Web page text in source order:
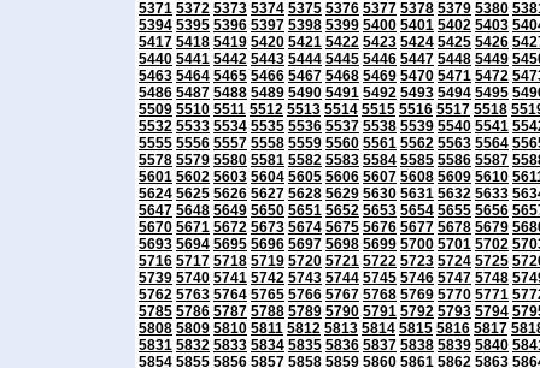
5371 5372 5373 5374 5375 5376 5377 5378 5379 5380
5394 5395 5396 5397 5398 5399 5400 5401 5402 5403
5417 5418 5419 5420 5421 5422 5423 5424 5425 5426
5440 5441 5442 5443 5444 5445 5446 5447 5448 5449
5463 5464 5465 5466 5467 5468 5469 5470 5471 5472
5486 5487 5488 5489 5490 5491 5492 5493 5494 5495
5509 5510 5511 5512 5513 5514 5515 5516 5517 5518
5532 5533 5534 5535 5536 5537 5538 5539 5540 5541
5555 5556 5557 5558 5559 5560 5561 5562 5563 5564
5578 5579 5580 5581 5582 5583 5584 5585 5586 5587
5601 5602 5603 5604 5605 5606 5607 5608 5609 5610
5624 5625 5626 5627 5628 5629 5630 5631 5632 5633
5647 5648 5649 5650 5651 5652 5653 5654 5655 5656
5670 5671 5672 5673 5674 5675 5676 5677 5678 5679
5693 5694 5695 5696 5697 5698 5699 5700 5701 5702
5716 5717 5718 5719 5720 5721 5722 5723 5724 5725
5739 5740 5741 5742 5743 5744 5745 5746 5747 5748
5762 5763 5764 5765 5766 5767 5768 5769 5770 5771
5785 5786 5787 5788 5789 5790 5791 5792 5793 5794
5808 5809 5810 5811 5812 5813 5814 5815 5816 5817
5831 5832 5833 5834 5835 5836 5837 5838 5839 5840
5854 5855 5856 5857 5858 5859 5860 5861 5862 5863